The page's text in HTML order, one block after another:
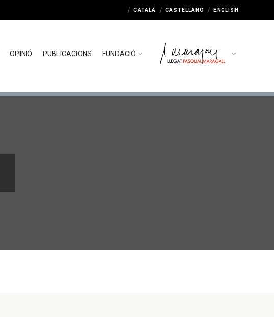
CATALÀ CASTELLANO ENGLISH
OPINIÓ PUBLICACIONS FUNDACIÓ